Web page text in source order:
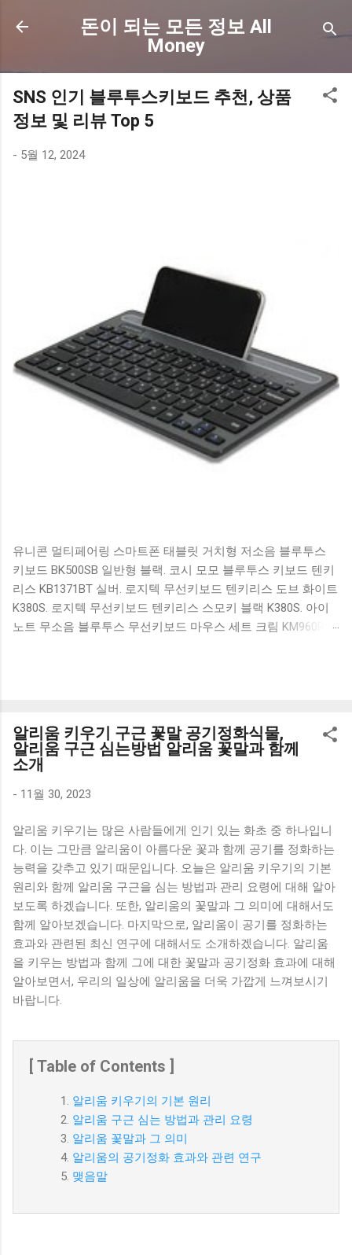
기본 콘텐츠로 건너뛰기
돈이 되는 모든 정보 All
Money
SNS 인기 블루투스키보드 추천, 상품
정보 및 리뷰 Top 5
- 5월 12, 2024
유니콘 멀티페어링 스마트폰 태블릿 거치형 저소음 블루투스
키보드 BK500SB 일반형 블랙. 코시 모모 블루투스 키보드 텐키
리스 KB1371BT 실버. 로지텍 무선키보드 텐키리스 도브 화이트
K380S. 로지텍 무선키보드 텐키리스 스모키 블랙 K380S. 아이
노트 무소음 블루투스 무선키보드 마우스 세트 크림 KM960RB
혜택을 놓치지 마세요. 다양한 할인 혜택과 빠른배송 혜택을 놓
치지 않도록 먼저 확인해보세요. 추가할인 확인하기 상품 하나
시죠? 특히 블루투스키보드 같은 상품을 고를 때는 더 고민이
꼼꼼히 비교해서 구매하실 수 있도록 순위 추천 해드릴게요. 특
가상품 보러가기 추천상품 Best 유니콘 멀티페어링 스마트폰
태블릿 거치형 저소음 블루투스 키보드, BK-500SB, 일반형, 블
랙 유니콘 멀티페어링 스마트폰 태...
알리움 키우기 구근 꽃말 공기정화식물,
알리움 구근 심는방법 알리움 꽃말과 함께
소개
- 11월 30, 2023
알리움 키우기는 많은 사람들에게 인기 있는 화초 중 하나입니
다. 이는 그만큼 알리움이 아름다운 꽃과 함께 공기를 정화하는
능력을 갖추고 있기 때문입니다. 오늘은 알리움 키우기의 기본
원리와 함께 알리움 구근을 심는 방법과 관리 요령에 대해 알아
보도록 하겠습니다. 또한, 알리움의 꽃말과 그 의미에 대해서도
함께 알아보겠습니다. 마지막으로, 알리움이 공기를 정화하는
효과와 관련된 최신 연구에 대해서도 소개하겠습니다. 알리움
을 키우는 방법과 함께 그에 대한 꽃말과 공기정화 효과에 대해
알아보면서, 우리의 일상에 알리움을 더욱 가깝게 느껴보시기
바랍니다.
[ Table of Contents ]
알리움 키우기의 기본 원리
알리움 구근 심는 방법과 관리 요령
알리움 꽃말과 그 의미
알리움의 공기정화 효과와 관련 연구
맺음말